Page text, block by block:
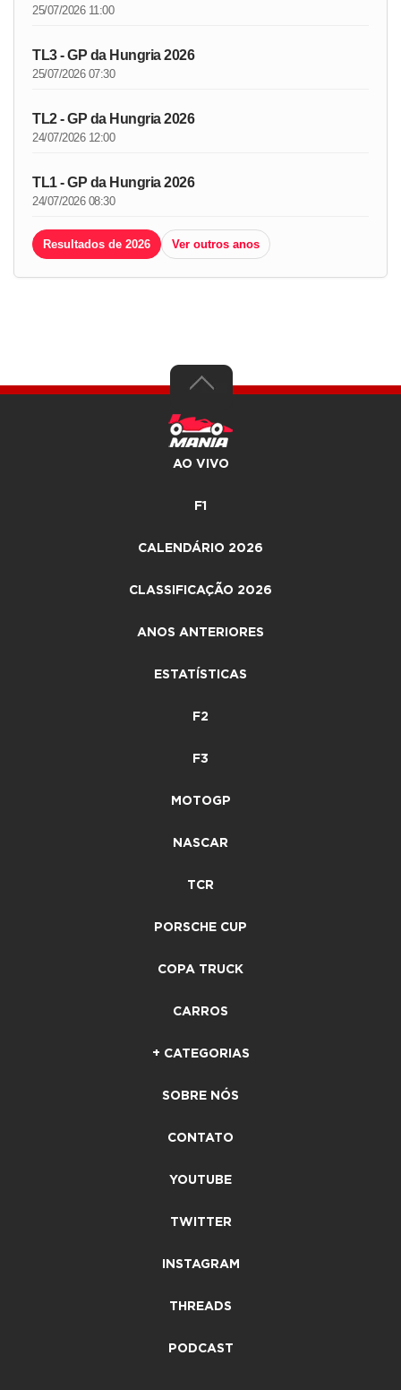
25/07/2026 11:00
TL3 - GP da Hungria 2026
25/07/2026 07:30
TL2 - GP da Hungria 2026
24/07/2026 12:00
TL1 - GP da Hungria 2026
24/07/2026 08:30
Resultados de 2026 Ver outros anos
AO VIVO
F1
CALENDÁRIO 2026
CLASSIFICAÇÃO 2026
ANOS ANTERIORES
ESTATÍSTICAS
F2
F3
MOTOGP
NASCAR
TCR
PORSCHE CUP
COPA TRUCK
CARROS
+ CATEGORIAS
SOBRE NÓS
CONTATO
YOUTUBE
TWITTER
INSTAGRAM
THREADS
PODCAST